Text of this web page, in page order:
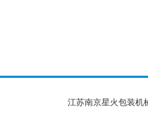
江苏南京星火包装机